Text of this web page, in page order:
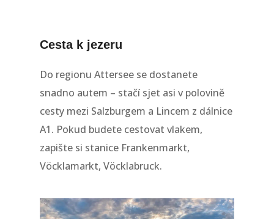
Cesta k jezeru
Do regionu Attersee se dostanete
snadno autem – stačí sjet asi v polovině
cesty mezi Salzburgem a Lincem z dálnice
A1. Pokud budete cestovat vlakem,
zapište si stanice Frankenmarkt,
Vöcklamarkt, Vöcklabruck.